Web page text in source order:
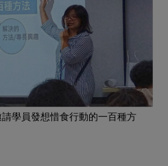
請學員發想惜食行動的一百種方